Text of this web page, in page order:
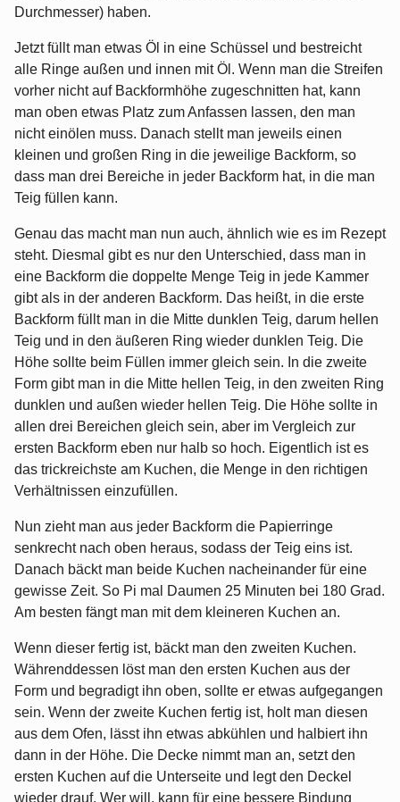
Durchmesser) haben.
Jetzt füllt man etwas Öl in eine Schüssel und bestreicht
alle Ringe außen und innen mit Öl. Wenn man die Streifen
vorher nicht auf Backformhöhe zugeschnitten hat, kann
man oben etwas Platz zum Anfassen lassen, den man
nicht einölen muss. Danach stellt man jeweils einen
kleinen und großen Ring in die jeweilige Backform, so
dass man drei Bereiche in jeder Backform hat, in die man
Teig füllen kann.
Genau das macht man nun auch, ähnlich wie es im Rezept
steht. Diesmal gibt es nur den Unterschied, dass man in
eine Backform die doppelte Menge Teig in jede Kammer
gibt als in der anderen Backform. Das heißt, in die erste
Backform füllt man in die Mitte dunklen Teig, darum hellen
Teig und in den äußeren Ring wieder dunklen Teig. Die
Höhe sollte beim Füllen immer gleich sein. In die zweite
Form gibt man in die Mitte hellen Teig, in den zweiten Ring
dunklen und außen wieder hellen Teig. Die Höhe sollte in
allen drei Bereichen gleich sein, aber im Vergleich zur
ersten Backform eben nur halb so hoch. Eigentlich ist es
das trickreichste am Kuchen, die Menge in den richtigen
Verhältnissen einzufüllen.
Nun zieht man aus jeder Backform die Papierringe
senkrecht nach oben heraus, sodass der Teig eins ist.
Danach bäckt man beide Kuchen nacheinander für eine
gewisse Zeit. So Pi mal Daumen 25 Minuten bei 180 Grad.
Am besten fängt man mit dem kleineren Kuchen an.
Wenn dieser fertig ist, bäckt man den zweiten Kuchen.
Währenddessen löst man den ersten Kuchen aus der
Form und begradigt ihn oben, sollte er etwas aufgegangen
sein. Wenn der zweite Kuchen fertig ist, holt man diesen
aus dem Ofen, lässt ihn etwas abkühlen und halbiert ihn
dann in der Höhe. Die Decke nimmt man an, setzt den
ersten Kuchen auf die Unterseite und legt den Deckel
wieder drauf. Wer will, kann für eine bessere Bindung